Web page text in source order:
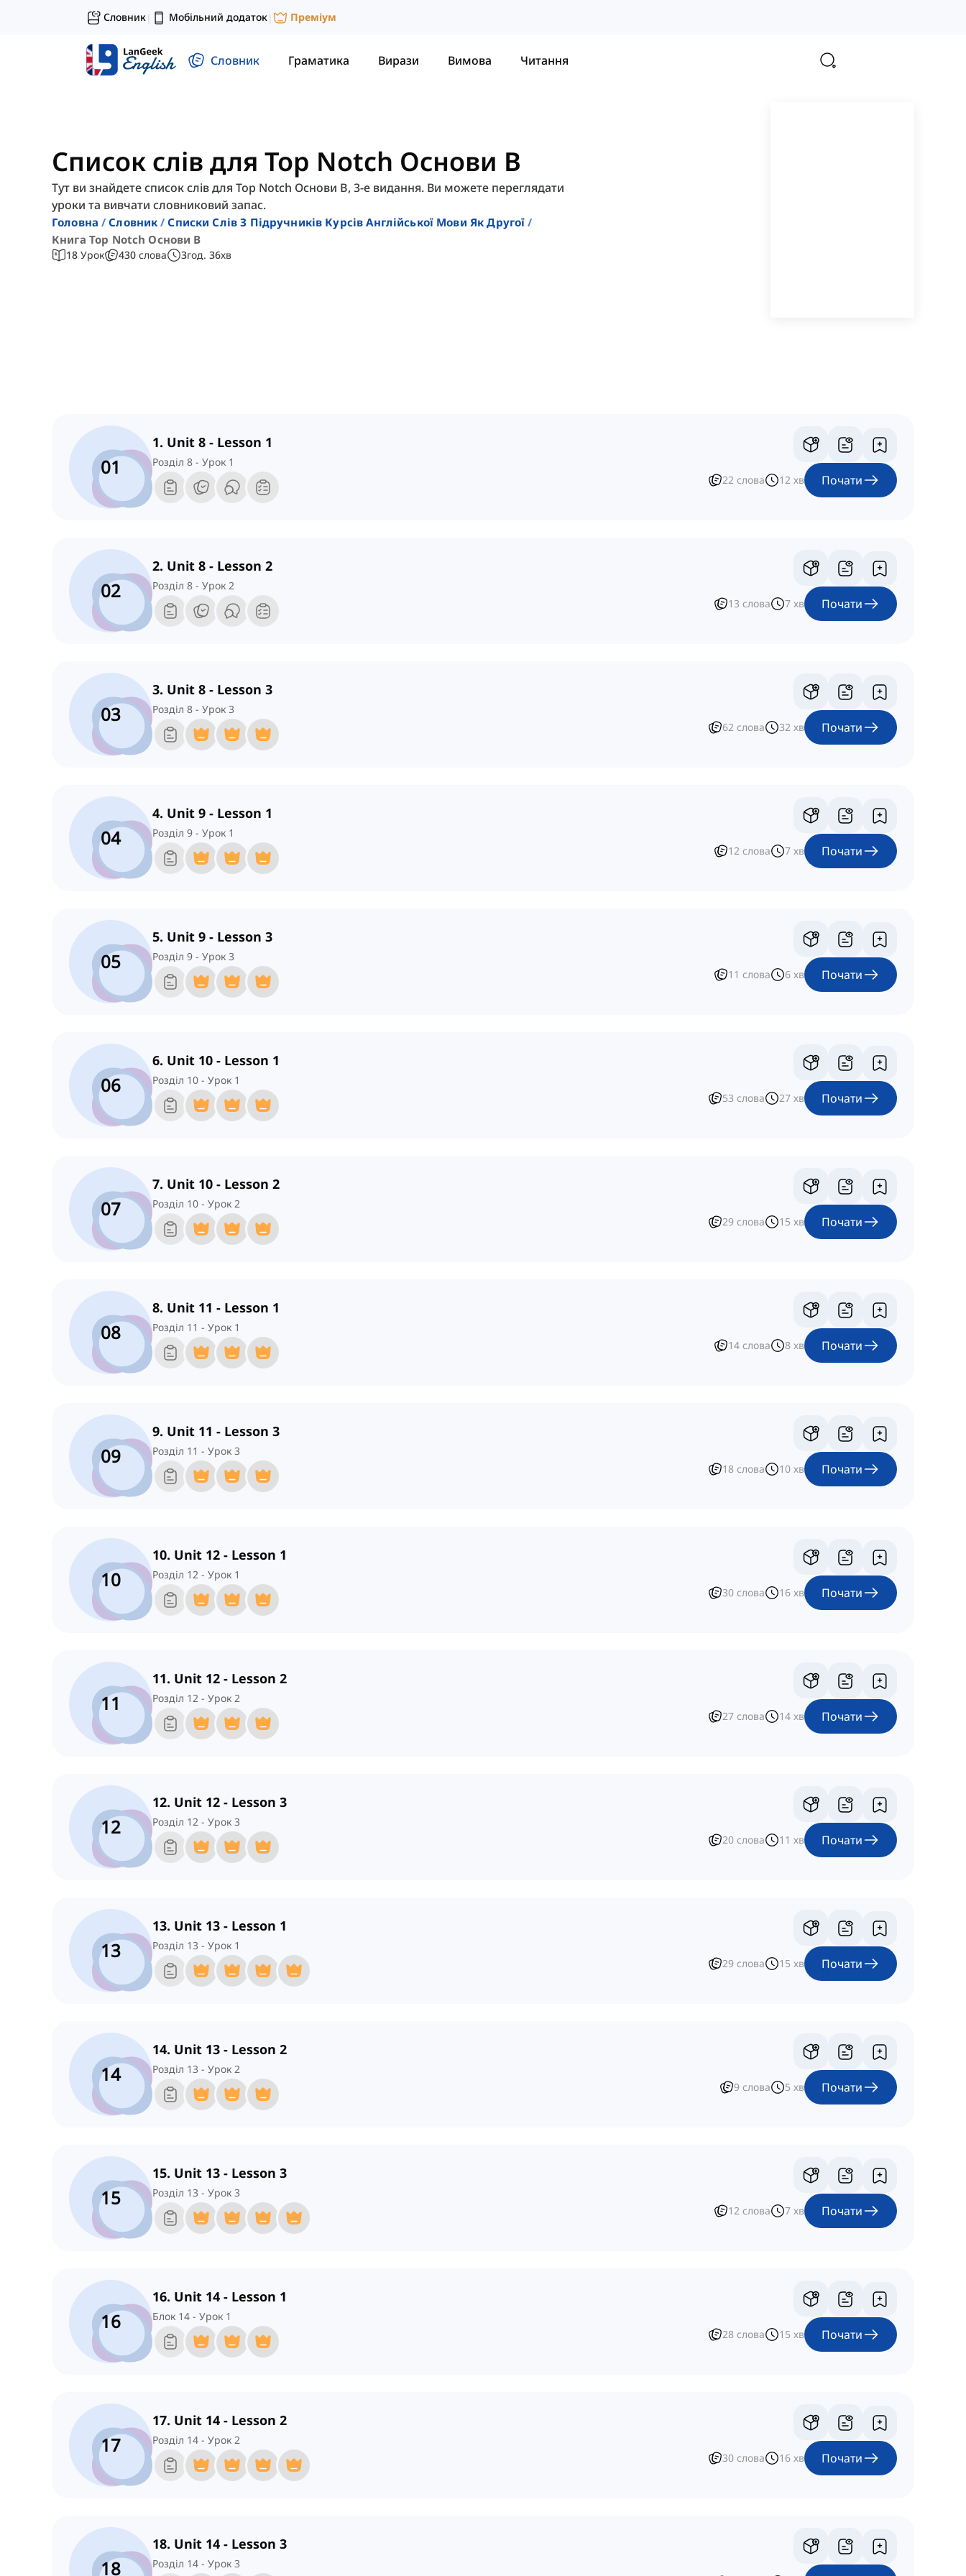
Словник| Мобільний додаток| Преміум
Словник Граматика Вирази Вимова Читання
Список слів для Top Notch Основи B
Тут ви знайдете список слів для Top Notch Основи B, 3-е видання. Ви можете переглядати
уроки та вивчати словниковий запас.
Головна Словник
Списки Слів З Підручників Курсів Англійської Мови Як Другої
Книга Top Notch Основи B
18 Урок 430 слова 3год. 36хв
01
1. Unit 8 - Lesson 1
Розділ 8 - Урок 1
22 слова 12 хв Почати
02
2. Unit 8 - Lesson 2
Розділ 8 - Урок 2
13 слова 7 хв Почати
03
3. Unit 8 - Lesson 3
Розділ 8 - Урок 3
62 слова 32 хв Почати
04
4. Unit 9 - Lesson 1
Розділ 9 - Урок 1
12 слова 7 хв Почати
05
5. Unit 9 - Lesson 3
Розділ 9 - Урок 3
11 слова 6 хв Почати
06
6. Unit 10 - Lesson 1
Розділ 10 - Урок 1
53 слова 27 хв Почати
07
7. Unit 10 - Lesson 2
Розділ 10 - Урок 2
29 слова 15 хв Почати
08
8. Unit 11 - Lesson 1
Розділ 11 - Урок 1
14 слова 8 хв Почати
09
9. Unit 11 - Lesson 3
Розділ 11 - Урок 3
18 слова 10 хв Почати
10
10. Unit 12 - Lesson 1
Розділ 12 - Урок 1
30 слова 16 хв Почати
11
11. Unit 12 - Lesson 2
Розділ 12 - Урок 2
27 слова 14 хв Почати
12
12. Unit 12 - Lesson 3
Розділ 12 - Урок 3
20 слова 11 хв Почати
13
13. Unit 13 - Lesson 1
Розділ 13 - Урок 1
29 слова 15 хв Почати
14
14. Unit 13 - Lesson 2
Розділ 13 - Урок 2
9 слова 5 хв Почати
15
15. Unit 13 - Lesson 3
Розділ 13 - Урок 3
12 слова 7 хв Почати
16
16. Unit 14 - Lesson 1
Блок 14 - Урок 1
28 слова 15 хв Почати
17
17. Unit 14 - Lesson 2
Розділ 14 - Урок 2
30 слова 16 хв Почати
18
18. Unit 14 - Lesson 3
Розділ 14 - Урок 3